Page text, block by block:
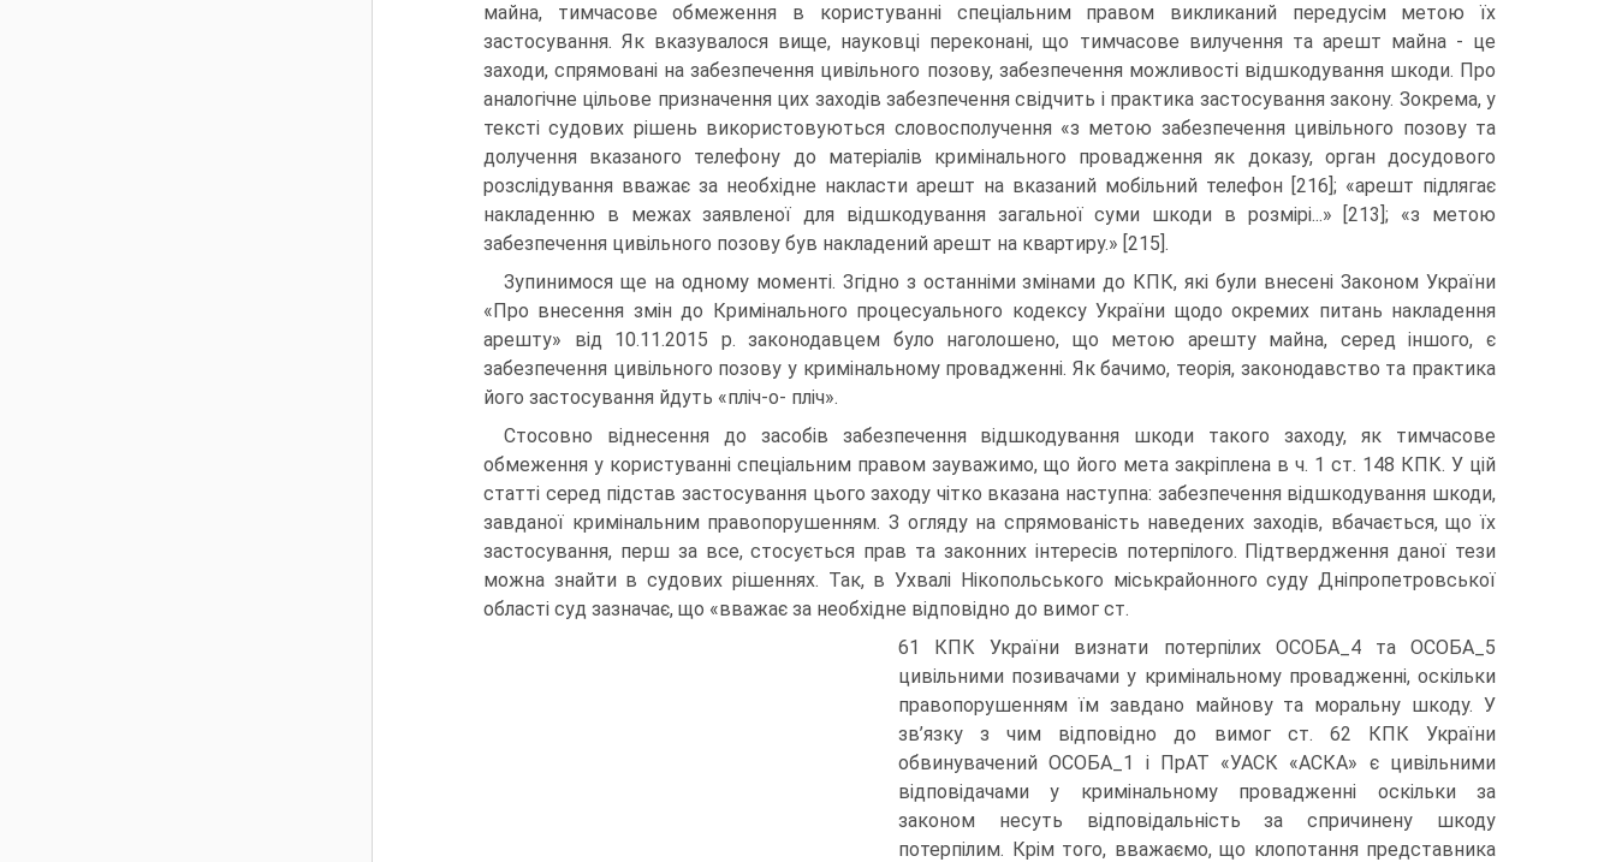
майна, тимчасове обмеження в користуванні спеціальним правом викликаний передусім метою їх
застосування. Як вказувалося вище, науковці переконані, що тимчасове вилучення та арешт майна - це
заходи, спрямовані на забезпечення цивільного позову, забезпечення можливості відшкодування шкоди. Про
аналогічне цільове призначення цих заходів забезпечення свідчить і практика застосування закону. Зокрема, у
тексті судових рішень використовуються словосполучення «з метою забезпечення цивільного позову та
долучення вказаного телефону до матеріалів кримінального провадження як доказу, орган досудового
розслідування вважає за необхідне накласти арешт на вказаний мобільний телефон [216]; «арешт підлягає
накладенню в межах заявленої для відшкодування загальної суми шкоди в розмірі...» [213]; «з метою
забезпечення цивільного позову був накладений арешт на квартиру.» [215].
Зупинимося ще на одному моменті. Згідно з останніми змінами до КПК, які були внесені Законом України
«Про внесення змін до Кримінального процесуального кодексу України щодо окремих питань накладення
арешту» від 10.11.2015 р. законодавцем було наголошено, що метою арешту майна, серед іншого, є
забезпечення цивільного позову у кримінальному провадженні. Як бачимо, теорія, законодавство та практика
його застосування йдуть «пліч-о- пліч».
Стосовно віднесення до засобів забезпечення відшкодування шкоди такого заходу, як тимчасове
обмеження у користуванні спеціальним правом зауважимо, що його мета закріплена в ч. 1 ст. 148 КПК. У цій
статті серед підстав застосування цього заходу чітко вказана наступна: забезпечення відшкодування шкоди,
завданої кримінальним правопорушенням. З огляду на спрямованість наведених заходів, вбачається, що їх
застосування, перш за все, стосується прав та законних інтересів потерпілого. Підтвердження даної тези
можна знайти в судових рішеннях. Так, в Ухвалі Нікопольського міськрайонного суду Дніпропетровської
області суд зазначає, що «вважає за необхідне відповідно до вимог ст.
61 КПК України визнати потерпілих ОСОБА_4 та ОСОБА_5
цивільними позивачами у кримінальному провадженні, оскільки
правопорушенням їм завдано майнову та моральну шкоду. У
зв’язку з чим відповідно до вимог ст. 62 КПК України
обвинувачений ОСОБА_1 і ПрАТ «УАСК «АСКА» є цивільними
відповідачами у кримінальному провадженні оскільки за
законом несуть відповідальність за спричинену шкоду
потерпілим. Крім того, вважаємо, що клопотання представника